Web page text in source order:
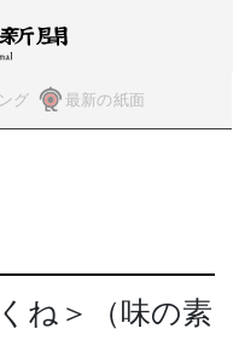
グ 最新の紙面
ね＞（味の素